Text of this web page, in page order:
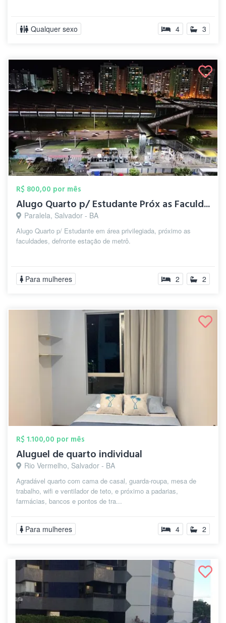
Qualquer sexo 4 3
R$ 800,00 por mês
Alugo Quarto p/ Estudante Próx as Faculd...
Paralela, Salvador - BA
Alugo Quarto p/ Estudante em área privilegiada, próximo as
faculdades, defronte estação de metrô.
Para mulheres 2 2
R$ 1.100,00 por mês
Aluguel de quarto individual
Rio Vermelho, Salvador - BA
Agradável quarto com cama de casal, guarda-roupa, mesa de
trabalho, wifi e ventilador de teto, e próximo a padarias,
farmácias, bancos e pontos de tra...
Para mulheres 4 2